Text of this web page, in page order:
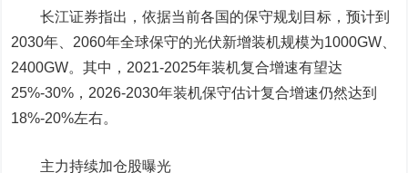
长江证券指出，依据当前各国的保守规划目标，预计到
2030年、2060年全球保守的光伏新增装机规模为1000GW、
2400GW。其中，2021-2025年装机复合增速有望达
25%-30%，2026-2030年装机保守估计复合增速仍然达到
18%-20%左右。
主力持续加仓股曝光